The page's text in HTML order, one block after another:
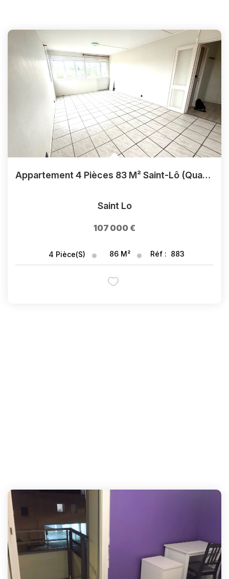
Appartement 4 Pièces 83 M² Saint-Lô (Quartier Sud)
Saint Lo
107 000 €
4 Pièce(s) 86 M² Réf : 883